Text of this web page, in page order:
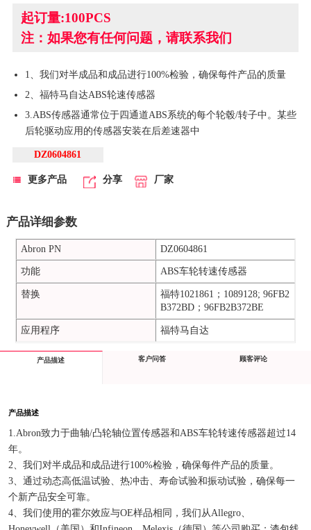
起订量:100PCS
注：如果您有任何问题，请联系我们
1、我们对半成品和成品进行100%检验，确保每件产品的质量
2、福特马自达ABS轮速传感器
3.ABS传感器通常位于四通道ABS系统的每个轮毂/转子中。某些
后轮驱动应用的传感器安装在后差速器中
DZ0604861
更多产品 分享 厂家
产品详细参数
Abron PN
DZ0604861
功能
ABS车轮转速传感器
替换
福特1021861；1089128; 96FB2
B372BD；96FB2B372BE
应用程序 福特马自达
产品描述 客户问答 顾客评论
产品描述
1.Abron致力于曲轴/凸轮轴位置传感器和ABS车轮转速传感器超过14
年。
2、我们对半成品和成品进行100%检验，确保每件产品的质量。
3、通过动态高低温试验、热冲击、寿命试验和振动试验，确保每一
个新产品安全可靠。
4、我们使用的霍尔效应与OE样品相同，我们从Allegro、